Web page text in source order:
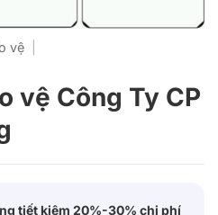
vệ
vệ Công Ty CP
tiết kiệm 20%-30% chi phí